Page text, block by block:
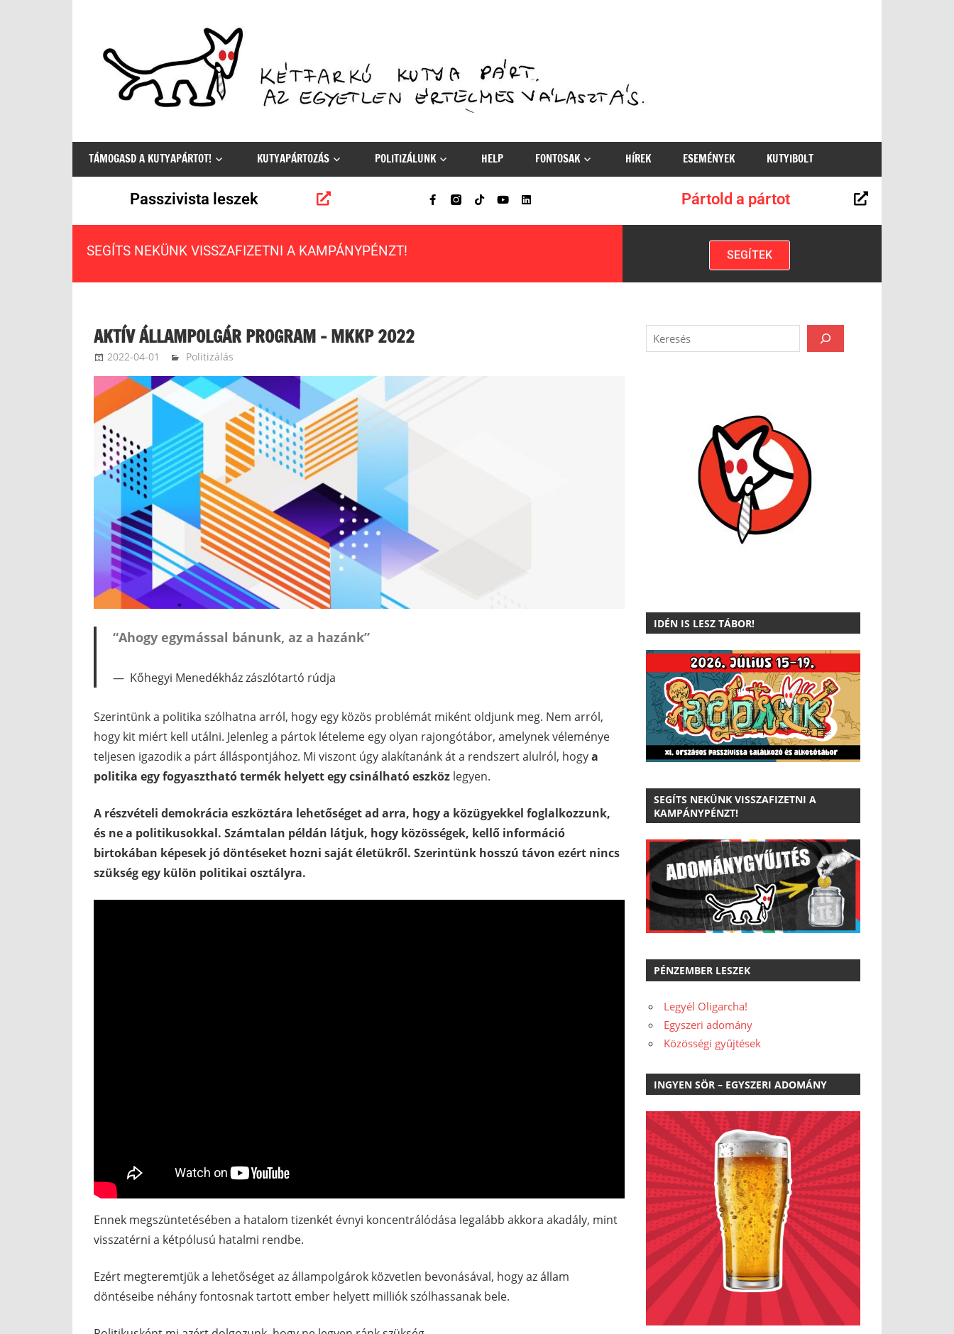
egyetlen
értelmes
választás
TÁMOGASD A KUTYAPÁRTOT! KUTYAPÁRTOZÁS POLITIZÁLUNK HELP FONTOSAK HÍREK ESEMÉNYEK KUTYIBOLT
Passzivista leszek Pártold a pártot
SEGÍTS NEKÜNK VISSZAFIZETNI A KAMPÁNYPÉNZT! SEGÍTEK
AKTÍV ÁLLAMPOLGÁR PROGRAM – MKKP 2022
2022-04-01 ketfarkukutya
Politizálás
“Ahogy egymással bánunk, az a hazánk”
Kőhegyi Menedékház zászlótartó rúdja
Szerintünk a politika szólhatna arról, hogy egy közös problémát miként oldjunk meg. Nem arról,
hogy kit miért kell utálni. Jelenleg a pártok lételeme egy olyan rajongótábor, amelynek véleménye
teljesen igazodik a párt álláspontjához. Mi viszont úgy alakítanánk át a rendszert alulról, hogya
politika egy fogyasztható termék helyett egy csinálható eszköz legyen.
A részvételi demokrácia eszköztára lehetőséget ad arra, hogy a közügyekkel foglalkozzunk,
és ne a politikusokkal. Számtalan példán látjuk, hogy közösségek, kellő információ
birtokában képesek jó döntéseket hozni saját életükről. Szerintünk hosszú távon ezért nincs
szükség egy külön politikai osztályra.
Ennek megszüntetésében a hatalom tizenkét évnyi koncentrálódása legalább akkora akadály, mint
visszatérni a kétpólusú hatalmi rendbe.
Ezért megteremtjük a lehetőséget az állampolgárok közvetlen bevonásával, hogy az állam
döntéseibe néhány fontosnak tartott ember helyett milliók szólhassanak bele.
IDÉN IS LESZ TÁBOR!
SEGÍTS NEKÜNK VISSZAFIZETNI A
KAMPÁNYPÉNZT!
PÉNZEMBER LESZEK
Legyél Oligarcha!
Egyszeri adomány
Közösségi gyűjtések
INGYEN SÖR – EGYSZERI ADOMÁNY